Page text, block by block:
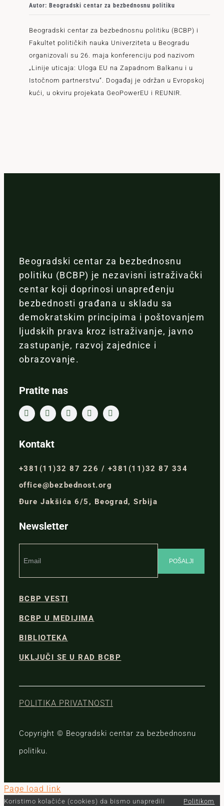
Autor: Beogradski centar za bezbednosnu politiku
Beogradski centar za bezbednosnu politiku (BCBP) i
Fakultet političkih nauka Univerziteta u Beogradu
organizovali su 26. maja konferenciju pod nazivom
„Linije uticaja: Uloga EU na Zapadnom Balkanu i u
Istočnom partnerstvu“. Događaj je održan u Evropskoj
kući, u okviru projekata GeoPowerEU i REUNIR.
Beogradski centar za bezbednosnu
politiku (BCBP) je nezavisni istraživački
centar koji doprinosi unapređenju
bezbednosti građana u skladu sa
demokratskim principima i poštovanjem
ljudskih prava kroz istraživanje, javno
zastupanje, razvoj zajednice i
obrazovanje.
Pratite nas
Kontakt
+381(11)32 87 226 / +381(11)32 87 334
office@bezbednost.org
Đure Jakšića 6/5, Beograd, Srbija
Newsletter
BCBP VESTI
BCBP U MEDIJIMA
BIBLIOTEKA
UKLJUČI SE U RAD BCBP
POLITIKA PRIVATNOSTI
Copyright © Beogradski centar za bezbednosnu
politiku.
Page load link
Koristimo kolačiće (cookies) da bismo unapredili Politikom